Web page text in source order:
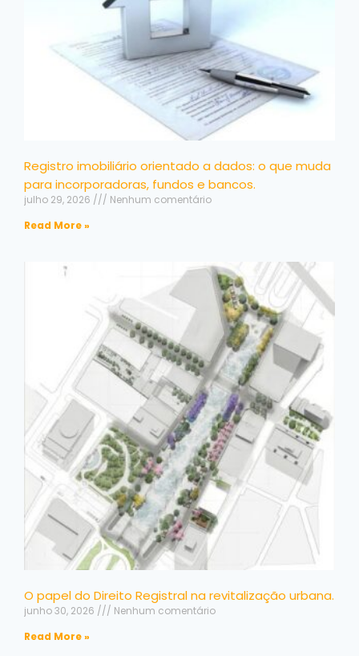
Registro imobiliário orientado a dados: o que muda
para incorporadoras, fundos e bancos.
julho 29, 2026
Nenhum comentário
Read More »
O papel do Direito Registral na revitalização urbana.
junho 30, 2026
Nenhum comentário
Read More »